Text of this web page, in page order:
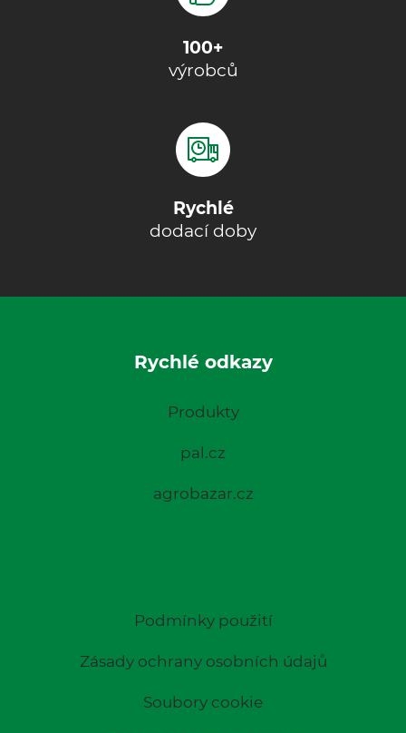
100+
výrobců
Rychlé
dodací doby
Rychlé odkazy
Produkty
pal.cz
agrobazar.cz
Podmínky použití
Zásady ochrany osobních údajů
Soubory cookie